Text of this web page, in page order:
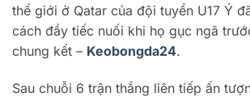
thế giới ở Qatar của đội tuyển U17 Ý
cách đầy tiếc nuối khi họ gục ngã
chung kết – Keobongda24.
Sau chuỗi 6 trận thắng liên tiếp ấn